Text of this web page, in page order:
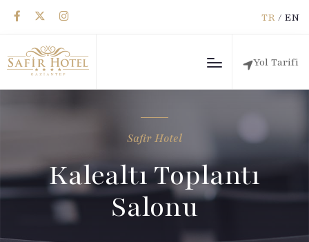
TR / EN
Yol Tarifi
Safir Hotel
Kalealtı Toplantı
Salonu